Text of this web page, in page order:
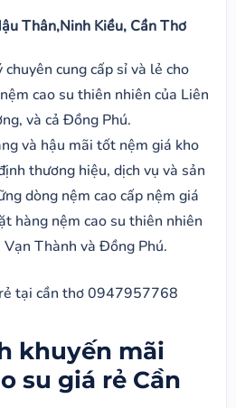
Thân,Ninh Kiều, Cần Thơ
cung cấp sỉ và lẻ cho
cao su thiên nhiên của Liên
và cả Đồng Phú.
và hậu mãi tốt nệm giá kho
thương hiệu, dịch vụ và sản
dòng nệm cao cấp nệm giá
hàng nệm cao su thiên nhiên
Thành và Đồng Phú.
khuyến mãi
su giá rẻ Cần